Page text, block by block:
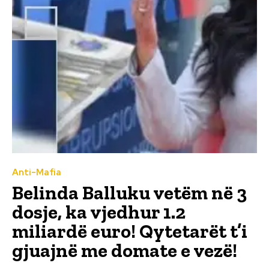
Anti-Mafia
Belinda Balluku vetëm në 3
dosje, ka vjedhur 1.2
miliardë euro! Qytetarët t’i
gjuajnë me domate e vezë!